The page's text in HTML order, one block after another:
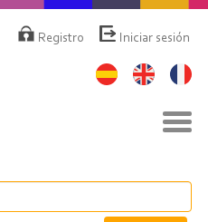
deRegistro Iniciar sesión